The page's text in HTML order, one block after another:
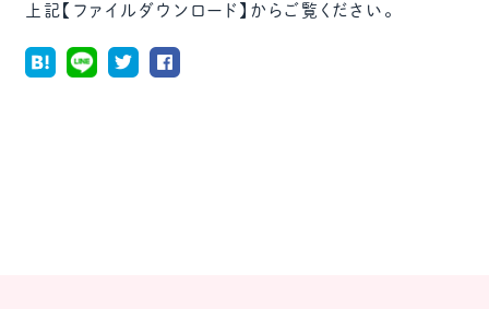
上記【ファイルダウンロード】からご覧ください。